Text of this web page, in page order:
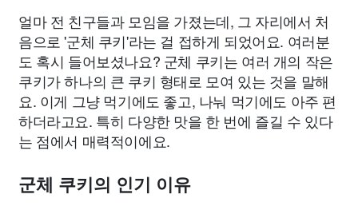
얼마 전 친구들과 모임을 가졌는데, 그 자리에서 처
음으로 '군체 쿠키'라는 걸 접하게 되었어요. 여러분
도 혹시 들어보셨나요? 군체 쿠키는 여러 개의 작은
쿠키가 하나의 큰 쿠키 형태로 모여 있는 것을 말해
요. 이게 그냥 먹기에도 좋고, 나눠 먹기에도 아주 편
하더라고요. 특히 다양한 맛을 한 번에 즐길 수 있다
는 점에서 매력적이에요.
군체 쿠키의 인기 이유